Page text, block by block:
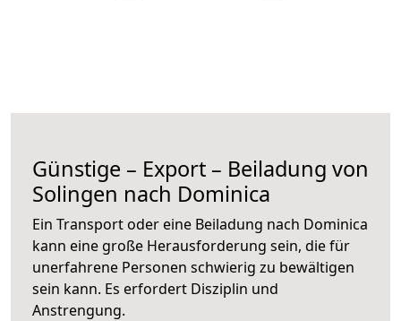
Günstige – Export – Beiladung von
Solingen nach Dominica
Ein Transport oder eine Beiladung nach Dominica
kann eine große Herausforderung sein, die für
unerfahrene Personen schwierig zu bewältigen
sein kann. Es erfordert Disziplin und
Anstrengung.